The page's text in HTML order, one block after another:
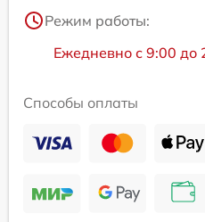
Режим работы:
Ежедневно с 9:00 до
Способы оплаты